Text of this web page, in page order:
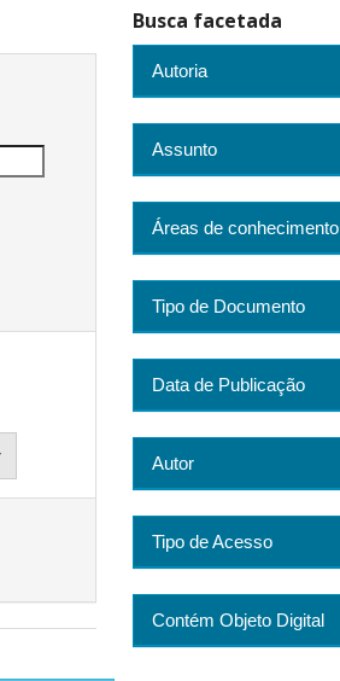
Busca facetada
Autoria
Assunto
Áreas de conhecimento
Tipo de Documento
Data de Publicação
Autor
Tipo de Acesso
Contém Objeto Digital